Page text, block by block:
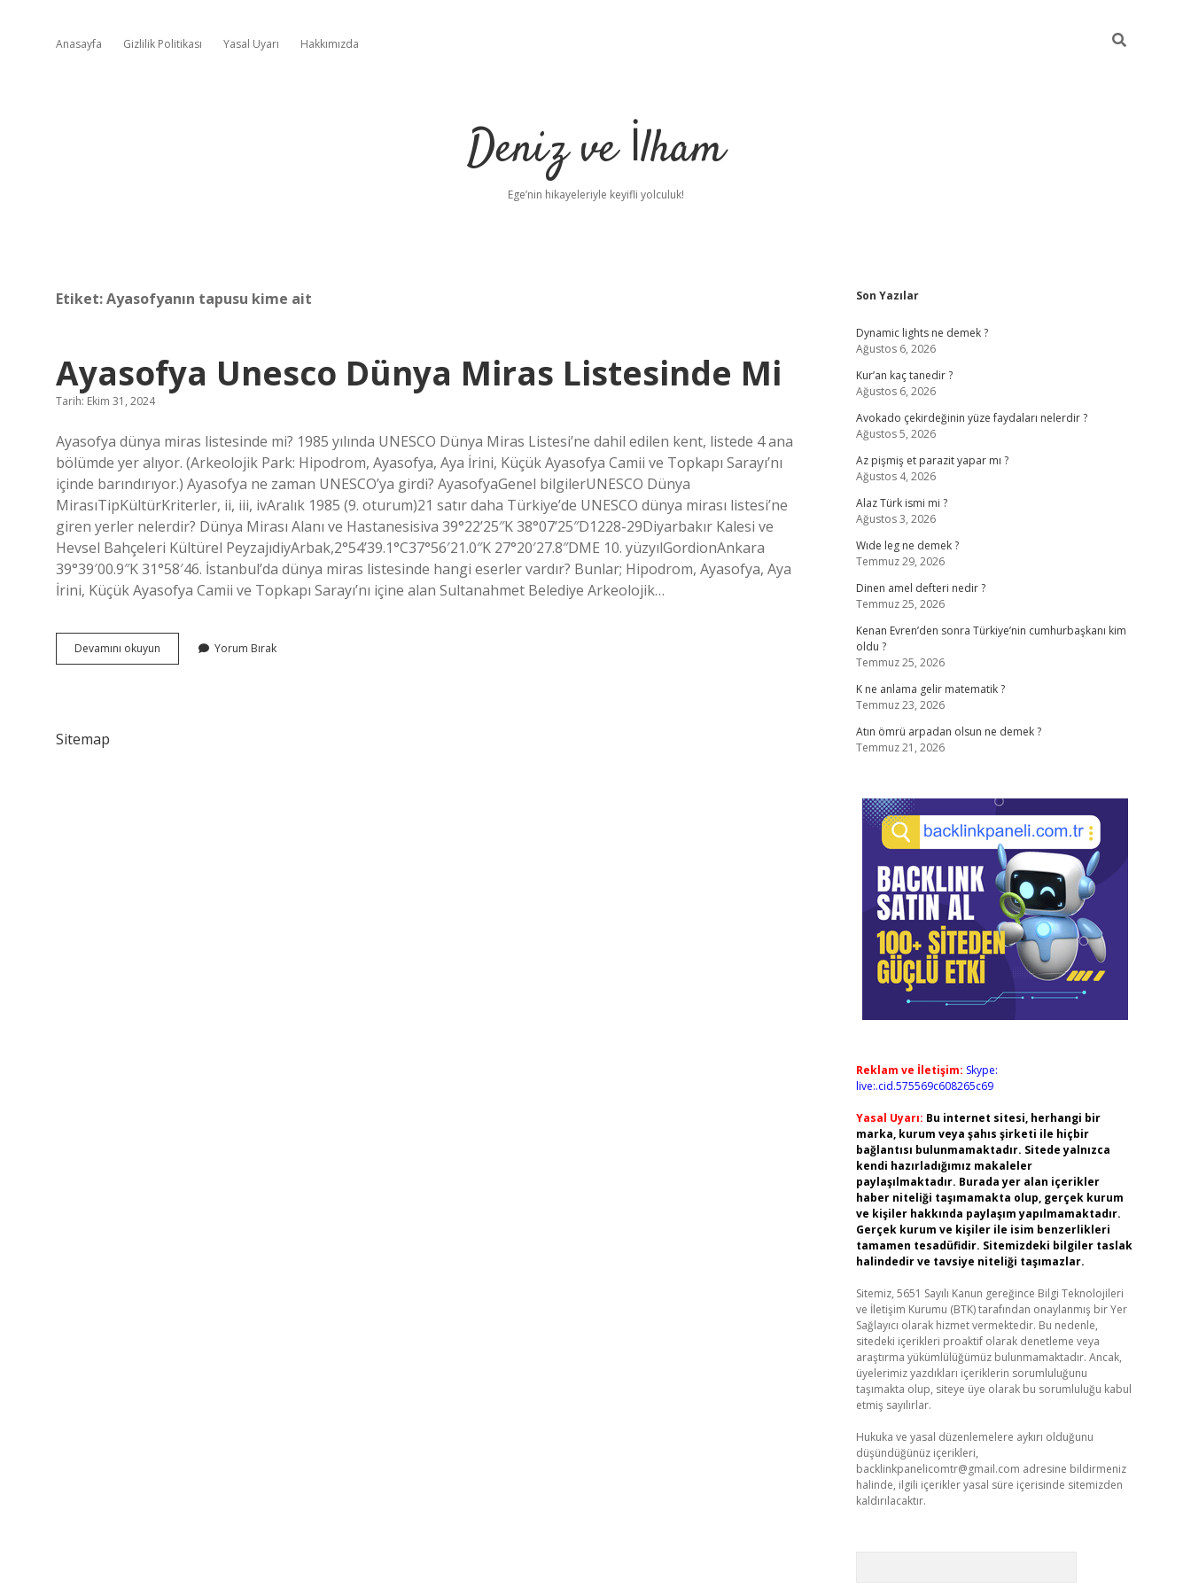
Anasayfa Gizlilik Politikası Yasal Uyarı Hakkımızda
Deniz ve İlham
Ege’nin hikayeleriyle keyifli yolculuk!
Etiket:Ayasofyanın tapusu kime ait
Ayasofya Unesco Dünya Miras Listesinde Mi
Tarih: Ekim 31, 2024
Ayasofya dünya miras listesinde mi? 1985 yılında UNESCO Dünya Miras Listesi’ne dahil edilen kent, listede 4 ana
bölümde yer alıyor. (Arkeolojik Park: Hipodrom, Ayasofya, Aya İrini, Küçük Ayasofya Camii ve Topkapı Sarayı’nı
içinde barındırıyor.) Ayasofya ne zaman UNESCO’ya girdi? AyasofyaGenel bilgilerUNESCO Dünya
MirasıTipKültürKriterler, ii, iii, ivAralık 1985 (9. oturum)21 satır daha Türkiye’de UNESCO dünya mirası listesi’ne
giren yerler nelerdir? Dünya Mirası Alanı ve Hastanesisiva 39°22’25″K 38°07’25″D1228-29Diyarbakır Kalesi ve
Hevsel Bahçeleri Kültürel PeyzajıdiyArbak,2°54’39.1°C37°56′21.0″K 27°20′27.8″DME 10. yüzyılGordionAnkara
39°39′00.9″K 31°58′46. İstanbul’da dünya miras listesinde hangi eserler vardır? Bunlar; Hipodrom, Ayasofya, Aya
İrini, Küçük Ayasofya Camii ve Topkapı Sarayı’nı içine alan Sultanahmet Belediye Arkeolojik…
Devamını okuyun Ayasofya
Unesco
Yorum Bırak
Sitemap
Sidebar
Son Yazılar
Dynamic lights ne demek ?
Ağustos 6, 2026
Kur’an kaç tanedir ?
Ağustos 6, 2026
Avokado çekirdeğinin yüze faydaları nelerdir ?
Ağustos 5, 2026
Az pişmiş et parazit yapar mı ?
Ağustos 4, 2026
Alaz Türk ismi mi ?
Ağustos 3, 2026
Wıde leg ne demek ?
Temmuz 29, 2026
Dinen amel defteri nedir ?
Temmuz 25, 2026
Kenan Evren’den sonra Türkiye’nin cumhurbaşkanı kim
oldu ?
Temmuz 25, 2026
K ne anlama gelir matematik ?
Temmuz 23, 2026
Atın ömrü arpadan olsun ne demek ?
Temmuz 21, 2026
Reklam ve İletişim: Skype:
live:.cid.575569c608265c69
Yasal Uyarı: Bu internet sitesi, herhangi bir
marka, kurum veya şahıs şirketi ile hiçbir
bağlantısı bulunmamaktadır. Sitede yalnızca
kendi hazırladığımız makaleler
paylaşılmaktadır. Burada yer alan içerikler
haber niteliği taşımamakta olup, gerçek kurum
ve kişiler hakkında paylaşım yapılmamaktadır.
Gerçek kurum ve kişiler ile isim benzerlikleri
tamamen tesadüfidir. Sitemizdeki bilgiler taslak
halindedir ve tavsiye niteliği taşımazlar.
Sitemiz, 5651 Sayılı Kanun gereğince Bilgi Teknolojileri
ve İletişim Kurumu (BTK) tarafından onaylanmış bir Yer
Sağlayıcı olarak hizmet vermektedir. Bu nedenle,
sitedeki içerikleri proaktif olarak denetleme veya
araştırma yükümlülüğümüz bulunmamaktadır. Ancak,
üyelerimiz yazdıkları içeriklerin sorumluluğunu
taşımakta olup, siteye üye olarak bu sorumluluğu kabul
etmiş sayılırlar.
Hukuka ve yasal düzenlemelere aykırı olduğunu
düşündüğünüz içerikleri,
backlinkpanelicomtr@gmail.com adresine bildirmeniz
halinde, ilgili içerikler yasal süre içerisinde sitemizden
kaldırılacaktır.